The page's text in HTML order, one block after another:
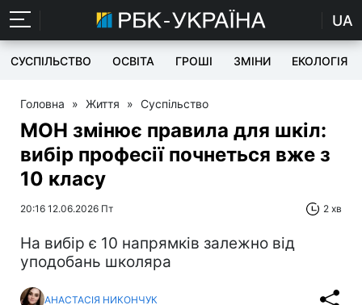
UA
СУСПІЛЬСТВО ОСВІТА ГРОШІ ЗМІНИ ЕКОЛОГІЯ
Головна » Життя » Суспільство
МОН змінює правила для шкіл:
вибір професії почнеться вже з
10 класу
20:16 12.06.2026 Пт 2 хв
На вибір є 10 напрямків залежно від
уподобань школяра
АНАСТАСІЯ НИКОНЧУК